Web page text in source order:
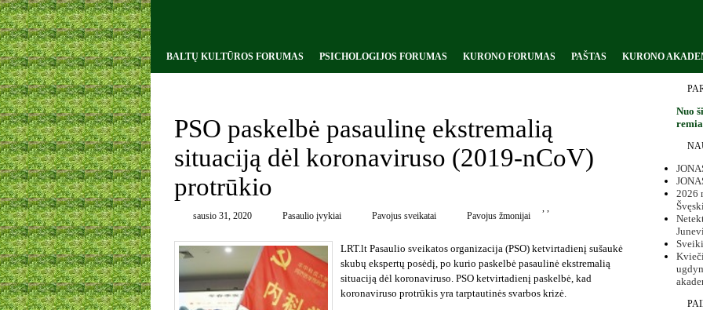
BALTŲ KULTŪROS FORUMAS PSICHOLOGIJOS FORUMAS KURONO FORUMAS PAŠTAS KURONO
PSO paskelbė pasaulinę ekstremalią
situaciją dėl koronaviruso (2019-nCoV)
protrūkio
sausio 31, 2020 Pasaulio įvykiai
,
Pavojus sveikatai
,
Pavojus žmonijai
LRT.lt Pasaulio sveikatos organizacija (PSO) ketvirtadienį sušaukė
skubų ekspertų posėdį, po kurio paskelbė pasaulinė ekstremalią
situaciją dėl koronaviruso. PSO ketvirtadienį paskelbė, kad
koronaviruso protrūkis yra tarptautinės svarbos krizė.
Nuo
2026